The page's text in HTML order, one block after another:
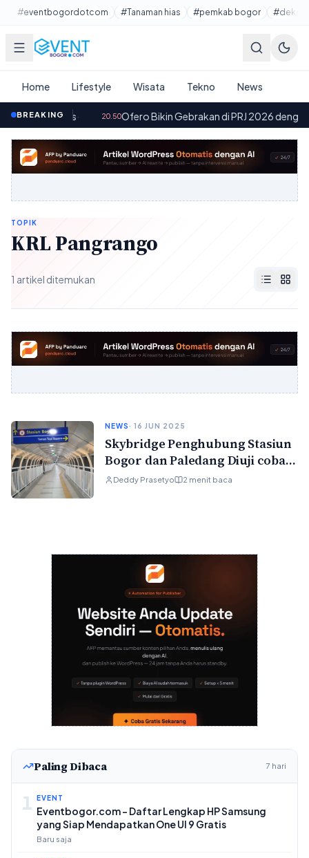
Lewati ke konten utama
#eventbogordotcom #Tanaman hias #pemkab bogor
Home Lifestyle Wisata Tekno News
BREAKING
UI 9 Gratis· Ofero Bikin Gebrakan di PRJ 2026 dengan 2
TOPIK
KRL Pangrango
1 artikel ditemukan
NEWS· 16 JUN 2025
Skybridge Penghubung Stasiun
Bogor dan Paledang Diuji coba
Hari Ini
Deddy Prasetyo 2 menit baca
Paling Dibaca 7 hari
1 EVENT
Eventbogor.com – Daftar Lengkap HP Samsung
yang Siap Mendapatkan One UI 9 Gratis
Baru saja